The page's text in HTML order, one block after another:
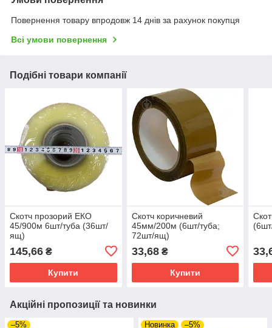
Повернення товару впродовж 14 днів за рахунок покупця
Всі умови повернення
Подібні товари компанії
Скотч прозорий ЕКО
45/900м 6шт/туба (36шт/
ящ)
145,66 ₴
Купити
Скотч коричневий
45мм/200м (6шт/туба;
72шт/ящ)
33,68₴
Купити
Акційні пропозиції та новинки
–5% Новинка –5%